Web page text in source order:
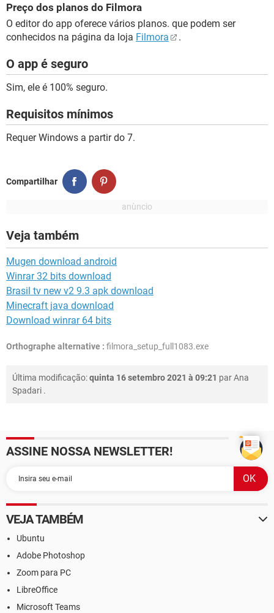
Preço dos planos do Filmora
O editor do app oferece vários planos. que podem ser
conhecidos na página da loja Filmora .
O app é seguro
Sim, ele é 100% seguro.
Requisitos mínimos
Requer Windows a partir do 7.
Compartilhar
Veja também
Mugen download android
Winrar 32 bits download
Brasil tv new v2 9.3 apk download
Minecraft java download
Download winrar 64 bits
Orthographe alternative : filmora_setup_full1083.exe
Última modificação:quinta 16 setembro 2021 à 09:21 parAna
Spadari .
ASSINE NOSSA NEWSLETTER!
VEJA TAMBÉM
Ubuntu
Adobe Photoshop
Zoom para PC
LibreOffice
Microsoft Teams